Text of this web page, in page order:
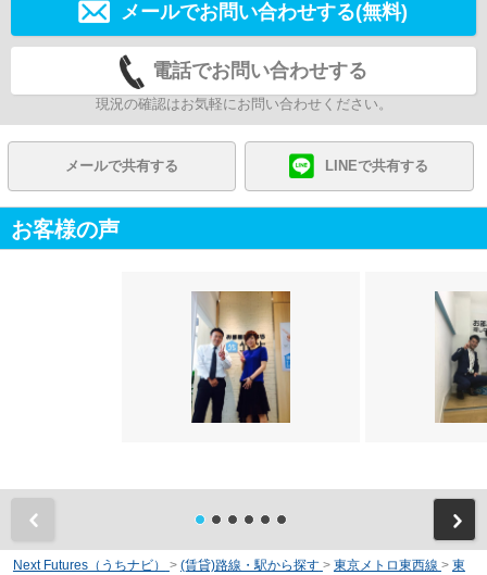
メールでお問い合わせする(無料)
電話でお問い合わせする
現況の確認はお気軽にお問い合わせください。
メールで共有する LINEで共有する
お客様の声
Next Futures（うちナビ） > (賃貸)路線・駅から探す > 東京メトロ東西線 > 東